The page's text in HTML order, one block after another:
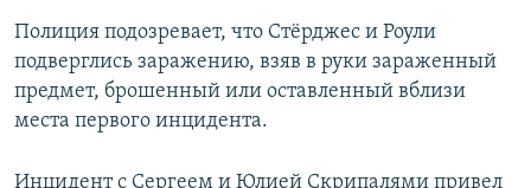
Полиция подозревает, что Стёрджес и Роули
подверглись заражению, взяв в руки зараженный
предмет, брошенный или оставленный вблизи
места первого инцидента.
Инцидент с Сергеем и Юлией Скрипалями привел